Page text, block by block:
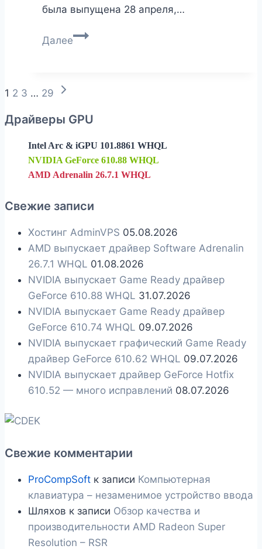
была выпущена 28 апреля,…
ДалееStar
обзор
2.2
vs.
DLSS
vs.
3
Навигация
по
страницам
1 2 3 … 29
Следующая
Драйверы GPU
Intel Arc & iGPU 101.8861 WHQL
NVIDIA GeForce 610.88 WHQL
AMD Adrenalin 26.7.1 WHQL
Свежие записи
Хостинг AdminVPS 05.08.2026
AMD выпускает драйвер Software Adrenalin
26.7.1 WHQL 01.08.2026
NVIDIA выпускает Game Ready драйвер
GeForce 610.88 WHQL 31.07.2026
NVIDIA выпускает Game Ready драйвер
GeForce 610.74 WHQL 09.07.2026
NVIDIA выпускает графический Game Ready
драйвер GeForce 610.62 WHQL 09.07.2026
NVIDIA выпускает драйвер GeForce Hotfix
610.52 — много исправлений 08.07.2026
Свежие комментарии
ProCompSoft к записи Компьютерная
клавиатура – незаменимое устройство ввода
Шляхов к записи Обзор качества и
производительности AMD Radeon Super
Resolution – RSR